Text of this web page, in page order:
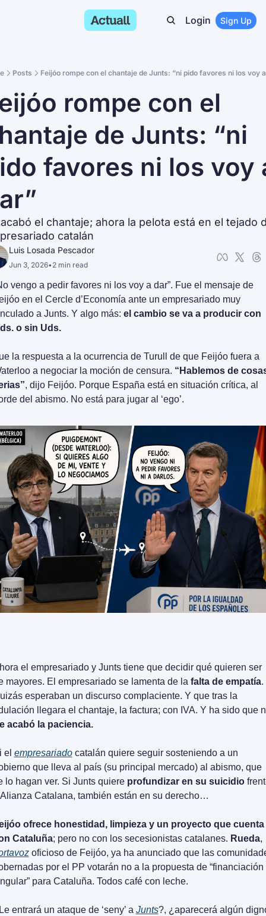
Login Sign Up
Posts Feijóo rompe con el chantaje de Junts: “ni pido favores ni los voy
rompe con el
de Junts: “ni
favores ni los voy
el chantaje; ahora la pelota está en el tejado
catalán
Luis Losada Pescador
Jun 3, 2026•2 min read
vengo a pedir favores ni los voy a dar”. Fue el mensaje de
en el Cercle d’Economía ante un empresariado muy
a Junts. Y algo más: el cambio se va a producir con
o sin Uds.
la respuesta a la ocurrencia de Turull de que Feijóo fuera a
a negociar la moción de censura. “Hablemos de
, dijo Feijóo. Porque España está en situación crítica, al
del abismo. No está para jugar al ‘ego’.
el empresariado y Junts tiene que decidir qué quieren ser
mayores. El empresariado se lamenta de la falta de empatía.
esperaban un discurso complaciente. Y que tras la
acabó la paciencia.
el empresariado catalán quiere seguir sosteniendo a un
que lleva al país (su principal mercado) al abismo, que
lo hagan ver. Si Junts quiere profundizar en su suicidio
Catalana, también están en su derecho…
ofrece honestidad, limpieza y un proyecto que cuenta
Cataluña; pero no con los secesionistas catalanes. Rueda
oficioso de Feijóo, ya ha anunciado que las
por el PP votarán no a la propuesta de “financiación
para Cataluña. Todos café con leche.
entrará un ataque de ‘seny’ a Junts?, ¿aparecerá algún